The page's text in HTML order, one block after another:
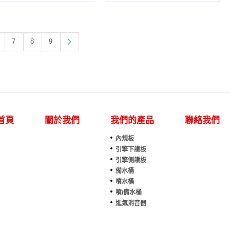
7 8 9
頁 關於我們 我們的產品
內規板
引擎下護板
引擎側護板
備水桶
噴水桶
噴/備水桶
進氣消音器
聯絡我們